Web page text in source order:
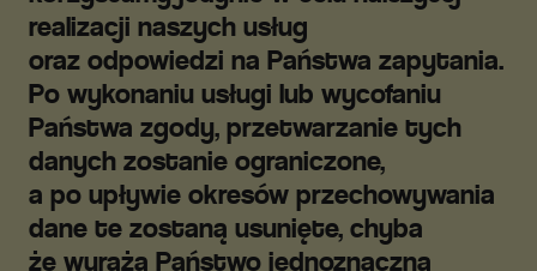
realizacji naszych usług
oraz odpowiedzi na Państwa zapytania.
Po wykonaniu usługi lub wycofaniu
Państwa zgody, przetwarzanie tych
danych zostanie ograniczone,
a po upływie okresów przechowywania
dane te zostaną usunięte, chyba
że wyrażą Państwo jednoznaczną